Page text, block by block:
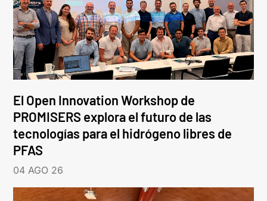
El Open Innovation Workshop de
PROMISERS explora el futuro de las
tecnologías para el hidrógeno libres de
PFAS
04 AGO 26